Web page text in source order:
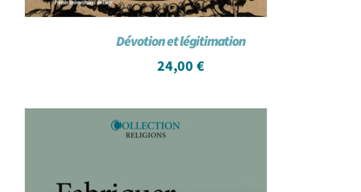
Dévotion et légitimation
24,00 €